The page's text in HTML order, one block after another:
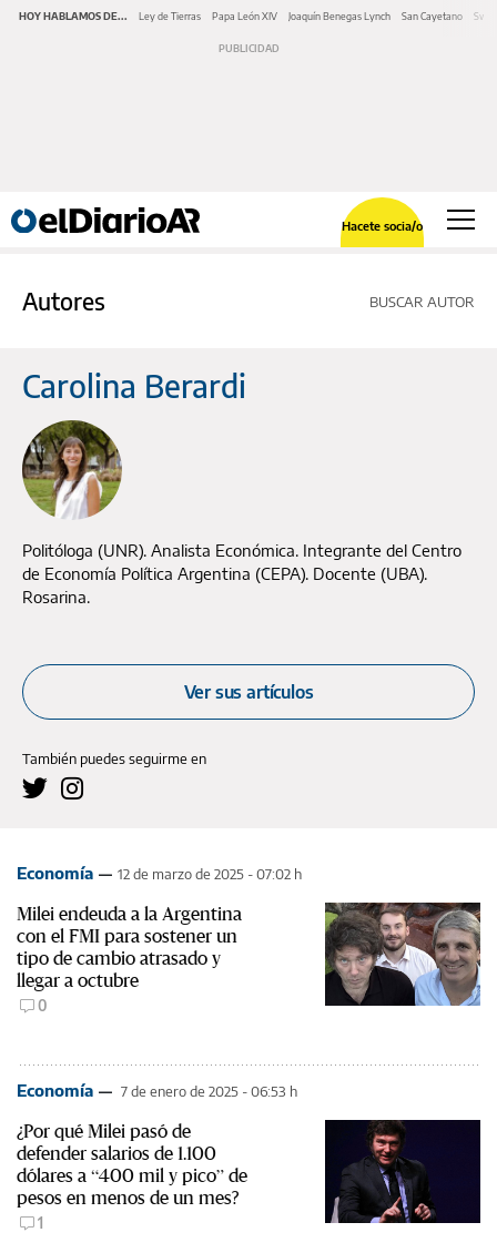
HOY HABLAMOS DE... Ley de Tierras Papa León XIV Joaquín Benegas Lynch San Cayetano
Hacete socia/o
Autores BUSCAR AUTOR
Carolina Berardi
Politóloga (UNR). Analista Económica. Integrante del Centro
de Economía Política Argentina (CEPA). Docente (UBA).
Rosarina.
Ver sus artículos
También puedes seguirme en
Economía 12 de marzo de 2025 - 07:02 h
Milei endeuda a la Argentina
con el FMI para sostener un
tipo de cambio atrasado y
llegar a octubre
0
Economía 7 de enero de 2025 - 06:53 h
¿Por qué Milei pasó de
defender salarios de 1.100
dólares a “400 mil y pico” de
pesos en menos de un mes?
1